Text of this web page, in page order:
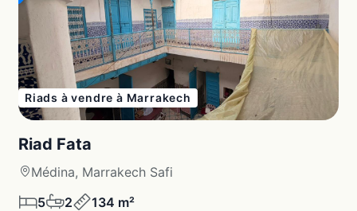
Riads à vendre à Marrakech
Riad Fata
Médina, Marrakech Safi
5
2 134 m²